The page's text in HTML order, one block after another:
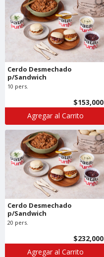
Cerdo Desmechado
p/Sandwich
10 pers.
$153,000
Agregar al Carrito
Cerdo Desmechado
p/Sandwich
20 pers.
$232,000
Agregar al Carrito